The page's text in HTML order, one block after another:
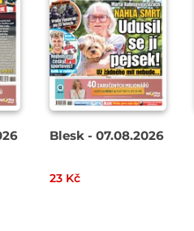
Blesk - 07.08.2026
23 Kč